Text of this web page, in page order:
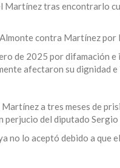
Martínez tras encontrarlo
contra Martínez
de 2025 por difamación
afectaron su dignidad
a tres meses de
perjucio del diputado
no lo aceptó debido a que